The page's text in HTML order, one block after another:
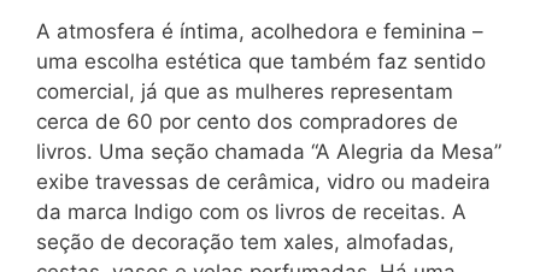
A atmosfera é íntima, acolhedora e feminina –
uma escolha estética que também faz sentido
comercial, já que as mulheres representam
cerca de 60 por cento dos compradores de
livros. Uma seção chamada “A Alegria da Mesa”
exibe travessas de cerâmica, vidro ou madeira
da marca Indigo com os livros de receitas. A
seção de decoração tem xales, almofadas,